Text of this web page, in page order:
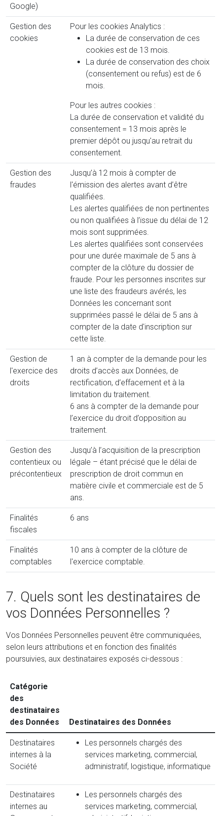
Google)
Gestion des
cookies
Pour les cookies Analytics :
La durée de conservation de ces
cookies est de 13 mois.
La durée de conservation des choix
(consentement ou refus) est de 6
mois.
Pour les autres cookies :
La durée de conservation et validité du
consentement = 13 mois après le
premier dépôt ou jusqu'au retrait du
consentement.
Gestion des
fraudes
Jusqu’à 12 mois à compter de
l'émission des alertes avant d’être
qualifiées.
Les alertes qualifiées de non pertinentes
ou non qualifiées à l’issue du délai de 12
mois sont supprimées.
Les alertes qualifiées sont conservées
pour une durée maximale de 5 ans à
compter de la clôture du dossier de
fraude. Pour les personnes inscrites sur
une liste des fraudeurs avérés, les
Données les concernant sont
supprimées passé le délai de 5 ans à
compter de la date d'inscription sur
cette liste.
Gestion de
l'exercice des
droits
1 an à compter de la demande pour les
droits d’accès aux Données, de
rectification, d’effacement et à la
limitation du traitement.
6 ans à compter de la demande pour
l’exercice du droit d’opposition au
traitement.
Gestion des
contentieux ou
précontentieux
Jusqu’à l’acquisition de la prescription
légale – étant précisé que le délai de
prescription de droit commun en
matière civile et commerciale est de 5
ans.
Finalités
fiscales
6 ans
Finalités
comptables
10 ans à compter de la clôture de
l'exercice comptable.
7. Quels sont les destinataires de
vos Données Personnelles ?
Vos Données Personnelles peuvent être communiquées,
selon leurs attributions et en fonction des finalités
poursuivies, aux destinataires exposés ci-dessous :
Catégorie
des
destinataires
des Données
Destinataires des Données
Destinataires
internes à la
Société
Les personnels chargés des
services marketing, commercial,
administratif, logistique, informatique
Destinataires
internes au
Les personnels chargés des
services marketing, commercial,